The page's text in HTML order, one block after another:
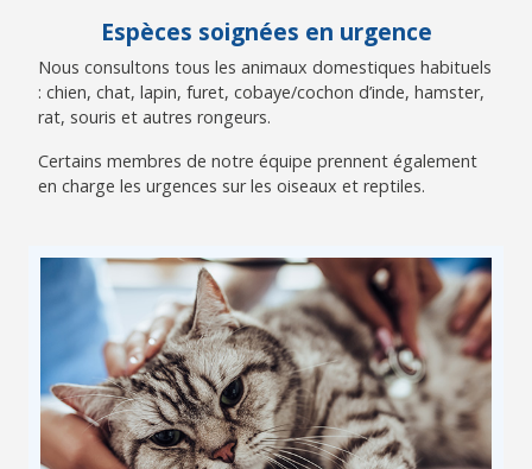
Espèces soignées en urgence
Nous consultons tous les animaux domestiques habituels
: chien, chat, lapin, furet, cobaye/cochon d’inde, hamster,
rat, souris et autres rongeurs.
Certains membres de notre équipe prennent également
en charge les urgences sur les oiseaux et reptiles.